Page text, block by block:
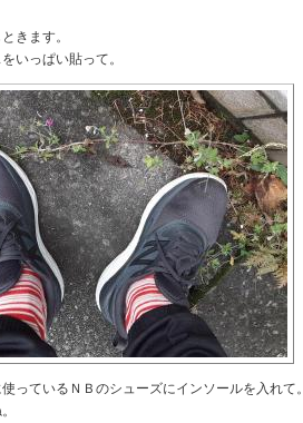
きます。
いっぱい貼って。
っているＮＢのシューズにインソールを入れて。